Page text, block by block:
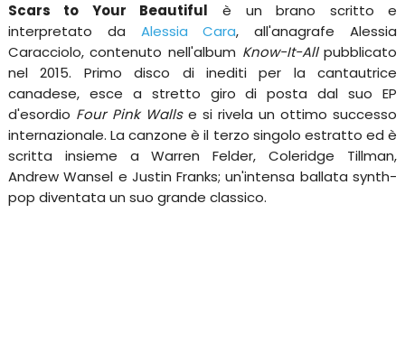
Scars to Your Beautiful è un brano scritto e
interpretato da Alessia Cara, all'anagrafe Alessia
Caracciolo, contenuto nell'album Know-It-Allpubblicato
nel 2015. Primo disco di inediti per la cantautrice
canadese, esce a stretto giro di posta dal suo EP
d'esordio Four Pink Wallse si rivela un ottimo successo
internazionale. La canzone è il terzo singolo estratto ed è
scritta insieme a Warren Felder, Coleridge Tillman,
Andrew Wansel e Justin Franks; un'intensa ballata synth-
pop diventata un suo grande classico.